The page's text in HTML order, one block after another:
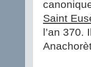
Saint
l’an 370.